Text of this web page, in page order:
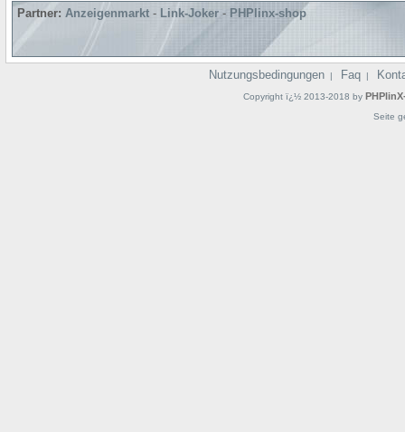
Partner: Anzeigenmarkt - Link-Joker - PHPlinx-shop
Nutzungsbedingungen | Faq |
Copyright ï¿½ 2013-2018 by
Seite